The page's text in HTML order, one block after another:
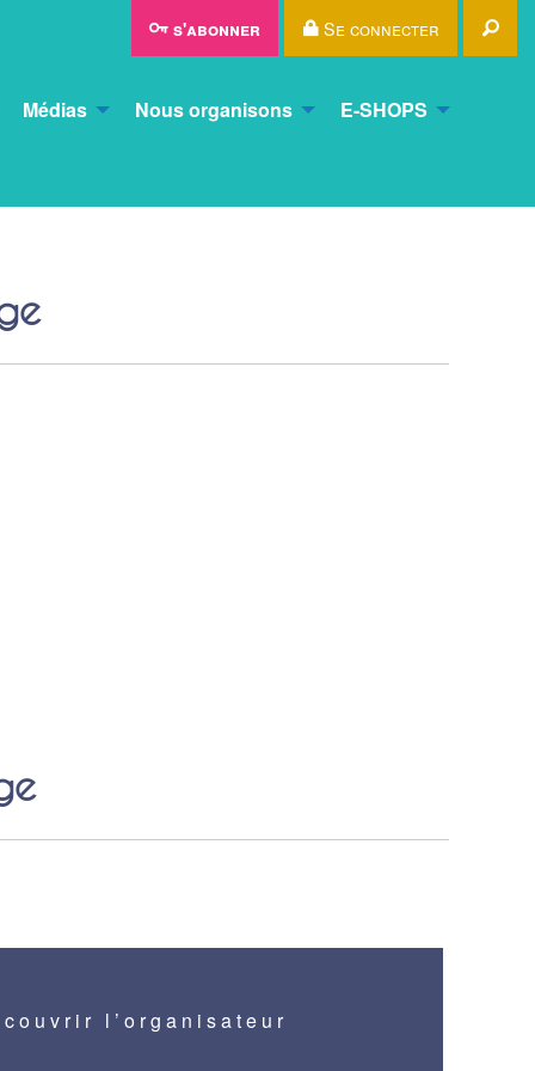
s'abonner Se connecter
Médias Nous organisons E-SHOPS
l’organisateur